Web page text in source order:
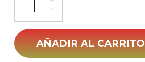
AÑADIR AL CARRITO